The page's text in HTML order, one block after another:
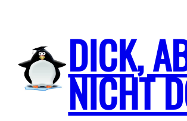
springen
DICK,
NICHT